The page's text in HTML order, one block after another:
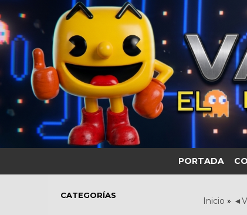
PORTADA
CATEGORÍAS
Inicio »